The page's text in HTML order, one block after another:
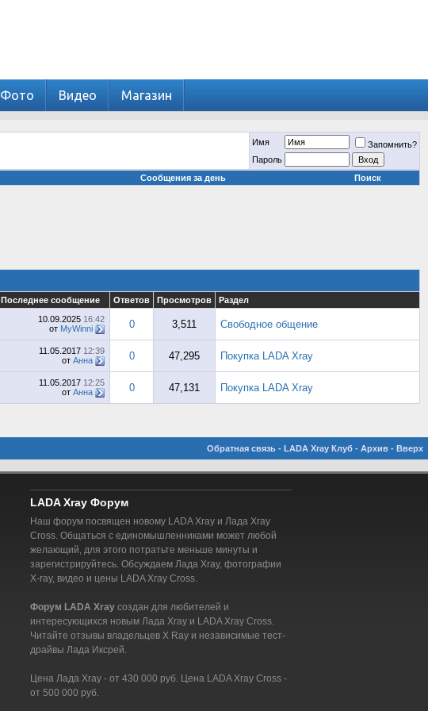
Фото Видео Магазин
Имя
Запомнить?
Пароль
Сообщения за день Поиск
Последнее сообщение Ответов Просмотров Раздел
10.09.2025 16:42
от MyWinni 0 3,511 Свободное общение
11.05.2017 12:39
от Анна 0 47,295 Покупка LADA Xray
11.05.2017 12:25
от Анна 0 47,131 Покупка LADA Xray
Обратная связь - LADA Xray Клуб - Архив - Вверх
LADA Xray Форум
Наш форум посвящен новому LADA Xray и Лада Xray
Cross. Общаться с единомышленниками может любой
желающий, для этого потратьте меньше минуты и
зарегистрируйтесь. Обсуждаем Лада Xray, фотографии
X-ray, видео и цены LADA Xray Cross.
Форум LADA Xray создан для любителей и
интересующихся новым Лада Xray и LADA Xray Cross.
Читайте отзывы владельцев X Ray и независимые тест-
драйвы Лада Иксрей.
Цена Лада Xray - от 430 000 руб. Цена LADA Xray Cross -
от 500 000 руб.